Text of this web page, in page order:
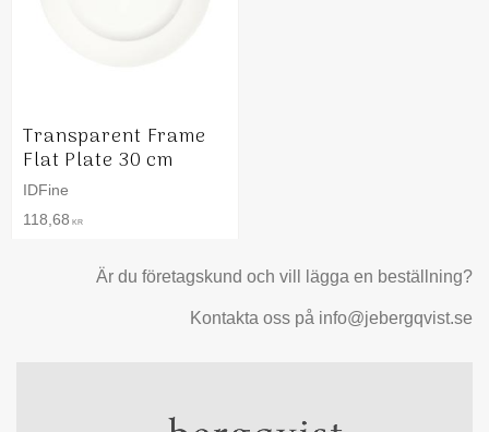
Transparent Frame
Flat Plate 30 cm
IDFine
118,68 KR
Är du företagskund och vill lägga en beställning?
Kontakta oss på info@jebergqvist.se